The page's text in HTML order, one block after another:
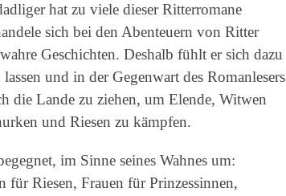
hat zu viele dieser Ritterromane
sich bei den Abenteuern von Ritter
Geschichten. Deshalb fühlt er sich dazu
und in der Gegenwart des Romanlesers
die Lande zu ziehen, um Elende, Witwen
und Riesen zu kämpfen.
im Sinne seines Wahnes um:
Riesen, Frauen für Prinzessinnen,